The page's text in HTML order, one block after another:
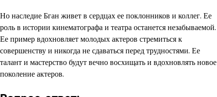
Но наследие Бган живет в сердцах ее поклонников и коллег. Ее
роль в истории кинематографа и театра останется незабываемой.
Ее пример вдохновляет молодых актеров стремиться к
совершенству и никогда не сдаваться перед трудностями. Ее
талант и мастерство будут вечно восхищать и вдохновлять новое
поколение актеров.